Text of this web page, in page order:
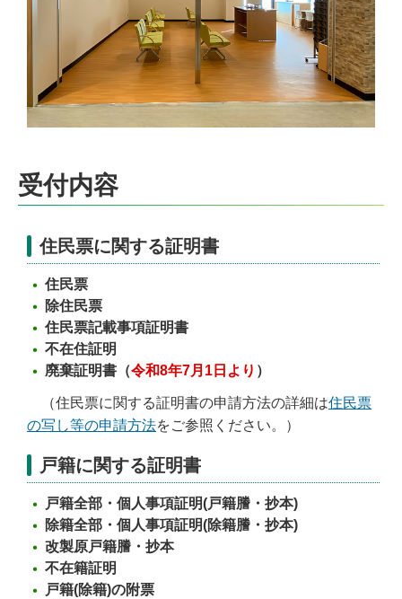
受付内容
住民票に関する証明書
住民票
除住民票
住民票記載事項証明書
不在住証明
廃棄証明書（令和8年7月1日より ）
（住民票に関する証明書の申請方法の詳細は住民票
の写し等の申請方法をご参照ください。）
戸籍に関する証明書
戸籍全部・個人事項証明(戸籍謄・抄本)
除籍全部・個人事項証明(除籍謄・抄本)
改製原戸籍謄・抄本
不在籍証明
戸籍(除籍)の附票